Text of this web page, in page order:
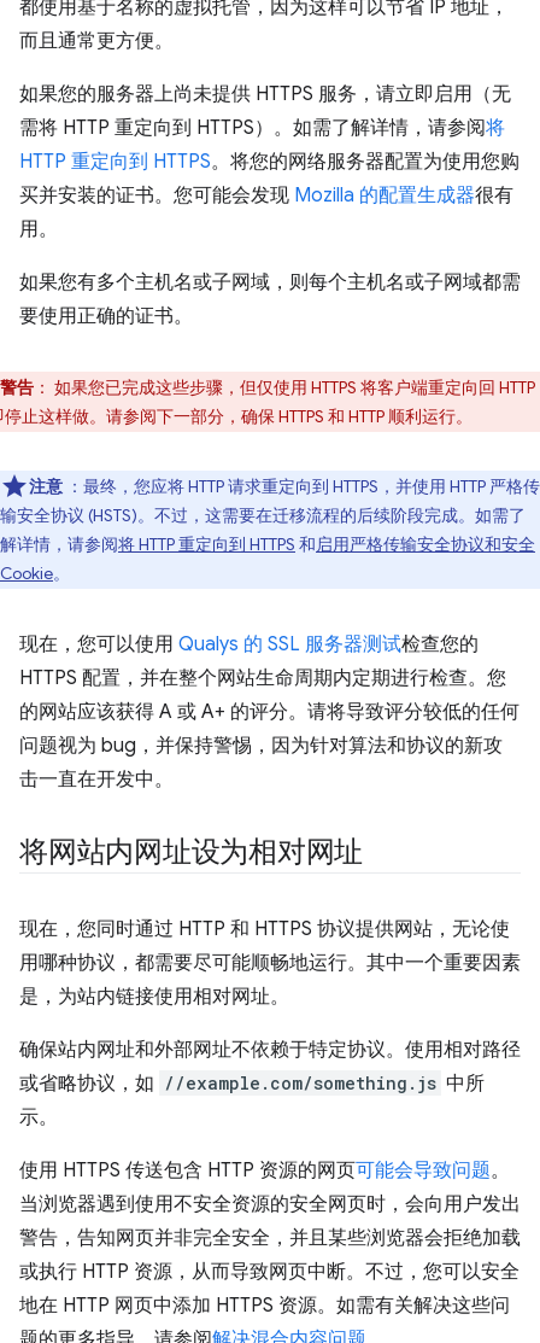
都使用基于名称的虚拟托管，因为这样可以节省 IP 地址，
而且通常更方便。
如果您的服务器上尚未提供 HTTPS 服务，请立即启用（无
需将 HTTP 重定向到 HTTPS）。如需了解详情，请参阅将
HTTP 重定向到 HTTPS。将您的网络服务器配置为使用您购
买并安装的证书。您可能会发现 Mozilla 的配置生成器很有
用。
如果您有多个主机名或子网域，则每个主机名或子网域都需
要使用正确的证书。
警告 ： 如果您已完成这些步骤，但仅使用 HTTPS 将客户端重定向回
止这样做。请参阅下一部分，确保 HTTPS 和 HTTP 顺利运行。
注意 ：最终，您应将 HTTP 请求重定向到 HTTPS，并使用 HTTP 严格传
输安全协议 (HSTS)。不过，这需要在迁移流程的后续阶段完成。如需了
解详情，请参阅将 HTTP 重定向到 HTTPS 和启用严格传输安全协议和安全
Cookie。
现在，您可以使用 Qualys 的 SSL 服务器测试检查您的
HTTPS 配置，并在整个网站生命周期内定期进行检查。您
的网站应该获得 A 或 A+ 的评分。请将导致评分较低的任何
问题视为 bug，并保持警惕，因为针对算法和协议的新攻
击一直在开发中。
将网站内网址设为相对网址
现在，您同时通过 HTTP 和 HTTPS 协议提供网站，无论使
用哪种协议，都需要尽可能顺畅地运行。其中一个重要因素
是，为站内链接使用相对网址。
确保站内网址和外部网址不依赖于特定协议。使用相对路径
或省略协议，如 //example.com/something.js 中所
示。
使用 HTTPS 传送包含 HTTP 资源的网页可能会导致问题。
当浏览器遇到使用不安全资源的安全网页时，会向用户发出
警告，告知网页并非完全安全，并且某些浏览器会拒绝加载
或执行 HTTP 资源，从而导致网页中断。不过，您可以安全
地在 HTTP 网页中添加 HTTPS 资源。如需有关解决这些问